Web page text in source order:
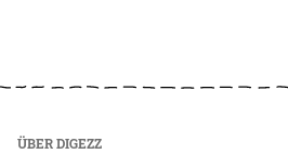
ÜBER DIGEZZ